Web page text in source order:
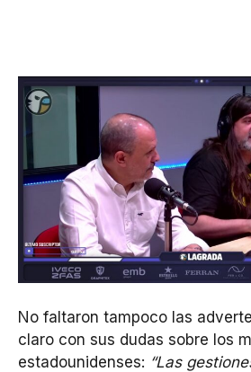
No faltaron tampoco las
claro con sus dudas sobre los
estadounidenses: “Las